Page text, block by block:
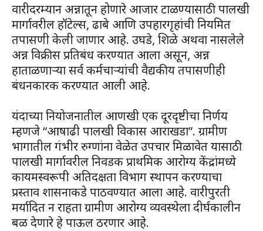
वारीदरम्यान अन्नातून होणारे आजार टाळण्यासाठी पालखी
मार्गावरील हॉटेल्स, ढाबे आणि उपहारगृहांची नियमित
तपासणी केली जाणार आहे. उघडे, शिळे अथवा नासलेले
अन्न विक्रीस प्रतिबंध करण्यात आला असून, अन्न
हाताळणाऱ्या सर्व कर्मचाऱ्यांची वैद्यकीय तपासणीही
बंधनकारक करण्यात आली आहे.
यंदाच्या नियोजनातील आणखी एक दूरदृष्टीचा निर्णय
म्हणजे “आषाढी पालखी विकास आराखडा”. ग्रामीण
भागातील गंभीर रुग्णांना वेळेत उपचार मिळावेत यासाठी
पालखी मार्गावरील निवडक प्राथमिक आरोग्य केंद्रांमध्ये
कायमस्वरूपी अतिदक्षता विभाग स्थापन करण्याचा
प्रस्ताव शासनाकडे पाठवण्यात आला आहे. वारीपुरती
मर्यादित न राहता ग्रामीण आरोग्य व्यवस्थेला दीर्घकालीन
बळ देणारे हे पाऊल ठरणार आहे.